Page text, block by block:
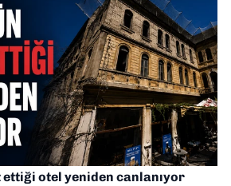
otel yeniden canlanıyor